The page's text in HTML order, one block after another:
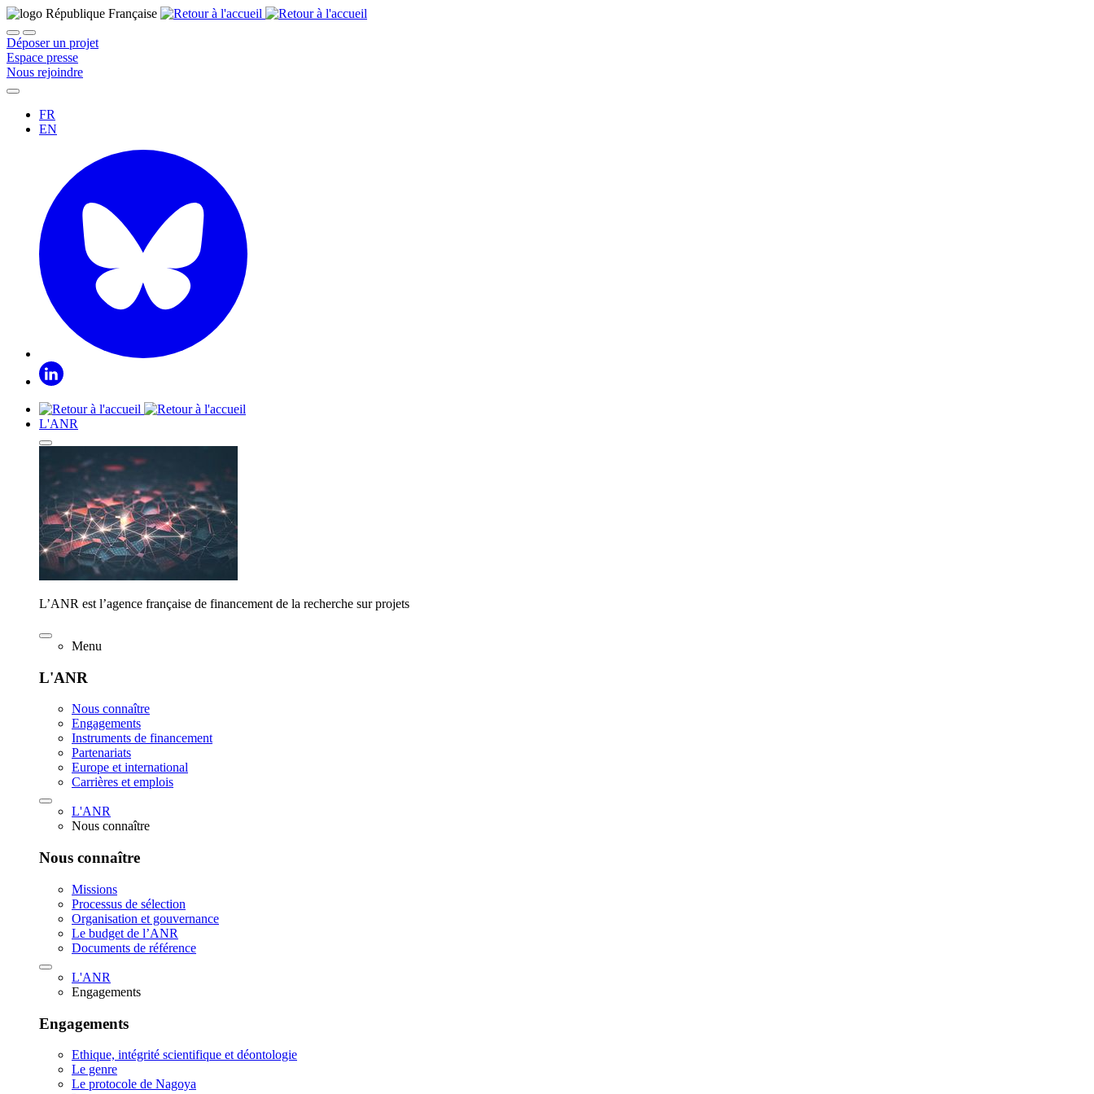
Déposer un projet
Espace presse
Nous rejoindre
FR
EN
L'ANR
L’ANR est l’agence française de financement de la recherche sur projets
Menu
L'ANR
Nous connaître
Engagements
Instruments de financement
Partenariats
Europe et international
Carrières et emplois
L'ANR
Nous connaître
Nous connaître
Missions
Processus de sélection
Organisation et gouvernance
Le budget de l’ANR
Documents de référence
L'ANR
Engagements
Engagements
Ethique, intégrité scientifique et déontologie
Le genre
Le protocole de Nagoya